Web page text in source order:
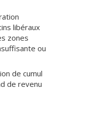
libéraux
zones
ou
de cumul
de revenu